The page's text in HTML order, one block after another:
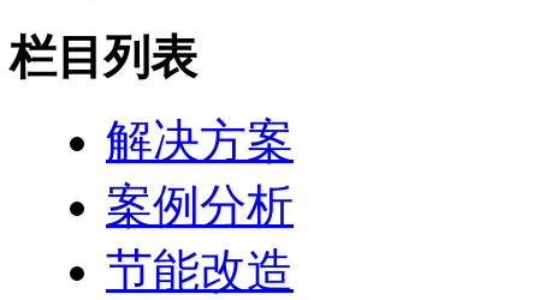
栏目列表
解决方案
案例分析
节能改造